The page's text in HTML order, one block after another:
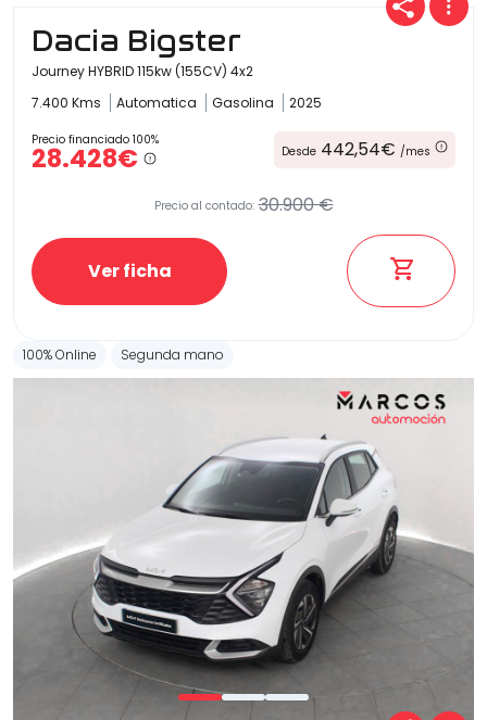
Dacia Bigster
Journey HYBRID 115kw (155CV) 4x2
7.400 Kms
Automatica Gasolina 2025
Precio financiado 100%
28.428€ Desde 442,54€ /mes
Precio al contado: 30.900 €
Ver ficha
100% Online Segunda mano